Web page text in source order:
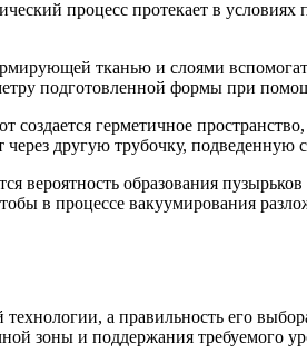
процесс протекает в
тканью и слоями
подготовленной формы при
герметичное
через другую трубочку,
вероятность образования
в процессе вакуумирования
а правильность его
зоны и поддержания требуемого